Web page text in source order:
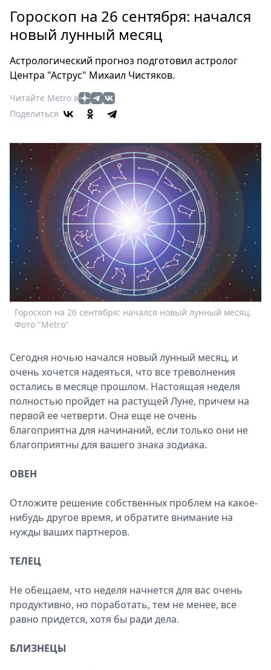
Россия
Мир
Еда
Туризм
Мода
Театр
Афиша
Книги
Выставки
Пресс-
релизы
О
Metro
Стримы
Спецпроекты
Звезды
Выборы
2026
Metro
Гороскоп на 26 сентября: начался
новый лунный месяц
Астрологический прогноз подготовил астролог
Центра "Аструс" Михаил Чистяков.
Читайте Metro в
Поделиться
Гороскоп на 26 сентября: начался новый лунный месяц.
Фото "Metro"
Сегодня ночью начался новый лунный месяц, и
очень хочется надеяться, что все треволнения
остались в месяце прошлом. Настоящая неделя
полностью пройдет на растущей Луне, причем на
первой ее четверти. Она еще не очень
благоприятна для начинаний, если только они не
благоприятны для вашего знака зодиака.
ОВЕН
Отложите решение собственных проблем на какое-
нибудь другое время, и обратите внимание на
нужды ваших партнеров.
ТЕЛЕЦ
Не обещаем, что неделя начнется для вас очень
продуктивно, но поработать, тем не менее, все
равно придется, хотя бы ради дела.
БЛИЗНЕЦЫ